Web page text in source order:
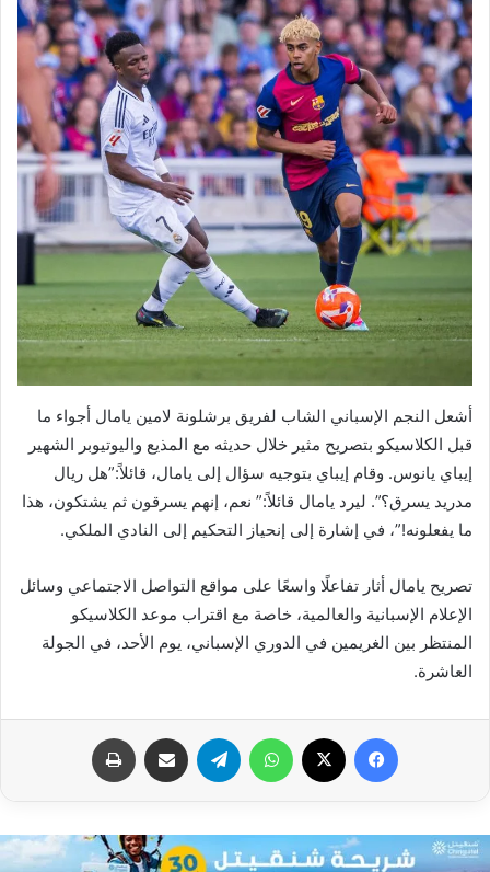
أشعل النجم الإسباني الشاب لفريق برشلونة لامين يامال أجواء ما
قبل الكلاسيكو بتصريح مثير خلال حديثه مع المذيع واليوتيوبر الشهير
إيباي يانوس. وقام إيباي بتوجيه سؤال إلى يامال، قائلاً:”هل ريال
مدريد يسرق؟”. ليرد يامال قائلاً:” نعم، إنهم يسرقون ثم يشتكون، هذا
ما يفعلونه!”، في إشارة إلى إنحياز التحكيم إلى النادي الملكي.
تصريح يامال أثار تفاعلًا واسعًا على مواقع التواصل الاجتماعي وسائل
الإعلام الإسبانية والعالمية، خاصة مع اقتراب موعد الكلاسيكو
المنتظر بين الغريمين في الدوري الإسباني، يوم الأحد، في الجولة
العاشرة.
فيسبوك واتساب تيلقرام مشاركة عبر البريد